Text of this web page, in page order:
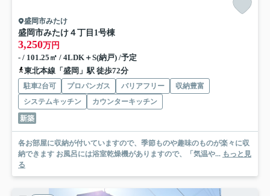
盛岡市みたけ
盛岡市みたけ４丁目 1号棟
3,250万円
- / 101.25㎡ / 4LDK＋S(納戸) /予定
東北本線「盛岡」駅 徒歩72分
駐車2台可 プロパンガス バリアフリー
収納豊富
システムキッチン
カウンターキッチン
新築
各お部屋に収納が付いていますので、季節ものや趣味のものが楽々に収
納できます お風呂には浴室乾燥機がありますので、「気温や... もっと見
る